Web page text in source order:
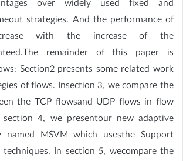
over widely used fixed and
strategies. And the performance of
with the increase of the
remainder of this paper is
Section2 presents some related work
of flows. Insection 3, we compare the
the TCP flowsand UDP flows in flow
section 4, we presentour new adaptive
named MSVM which usesthe Support
In section 5, wecompare the